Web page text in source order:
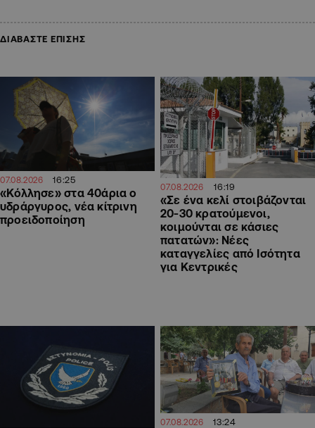
ΔΙΑΒΑΣΤΕ ΕΠΙΣΗΣ
07.08.2026 16:25
«Κόλλησε» στα 40άρια ο
υδράργυρος, νέα κίτρινη
προειδοποίηση
07.08.2026 16:19
«Σε ένα κελί στοιβάζονται
20-30 κρατούμενοι,
κοιμούνται σε κάσιες
πατατών»: Νέες
καταγγελίες από Ισότητα
για Κεντρικές
07.08.2026 13:24